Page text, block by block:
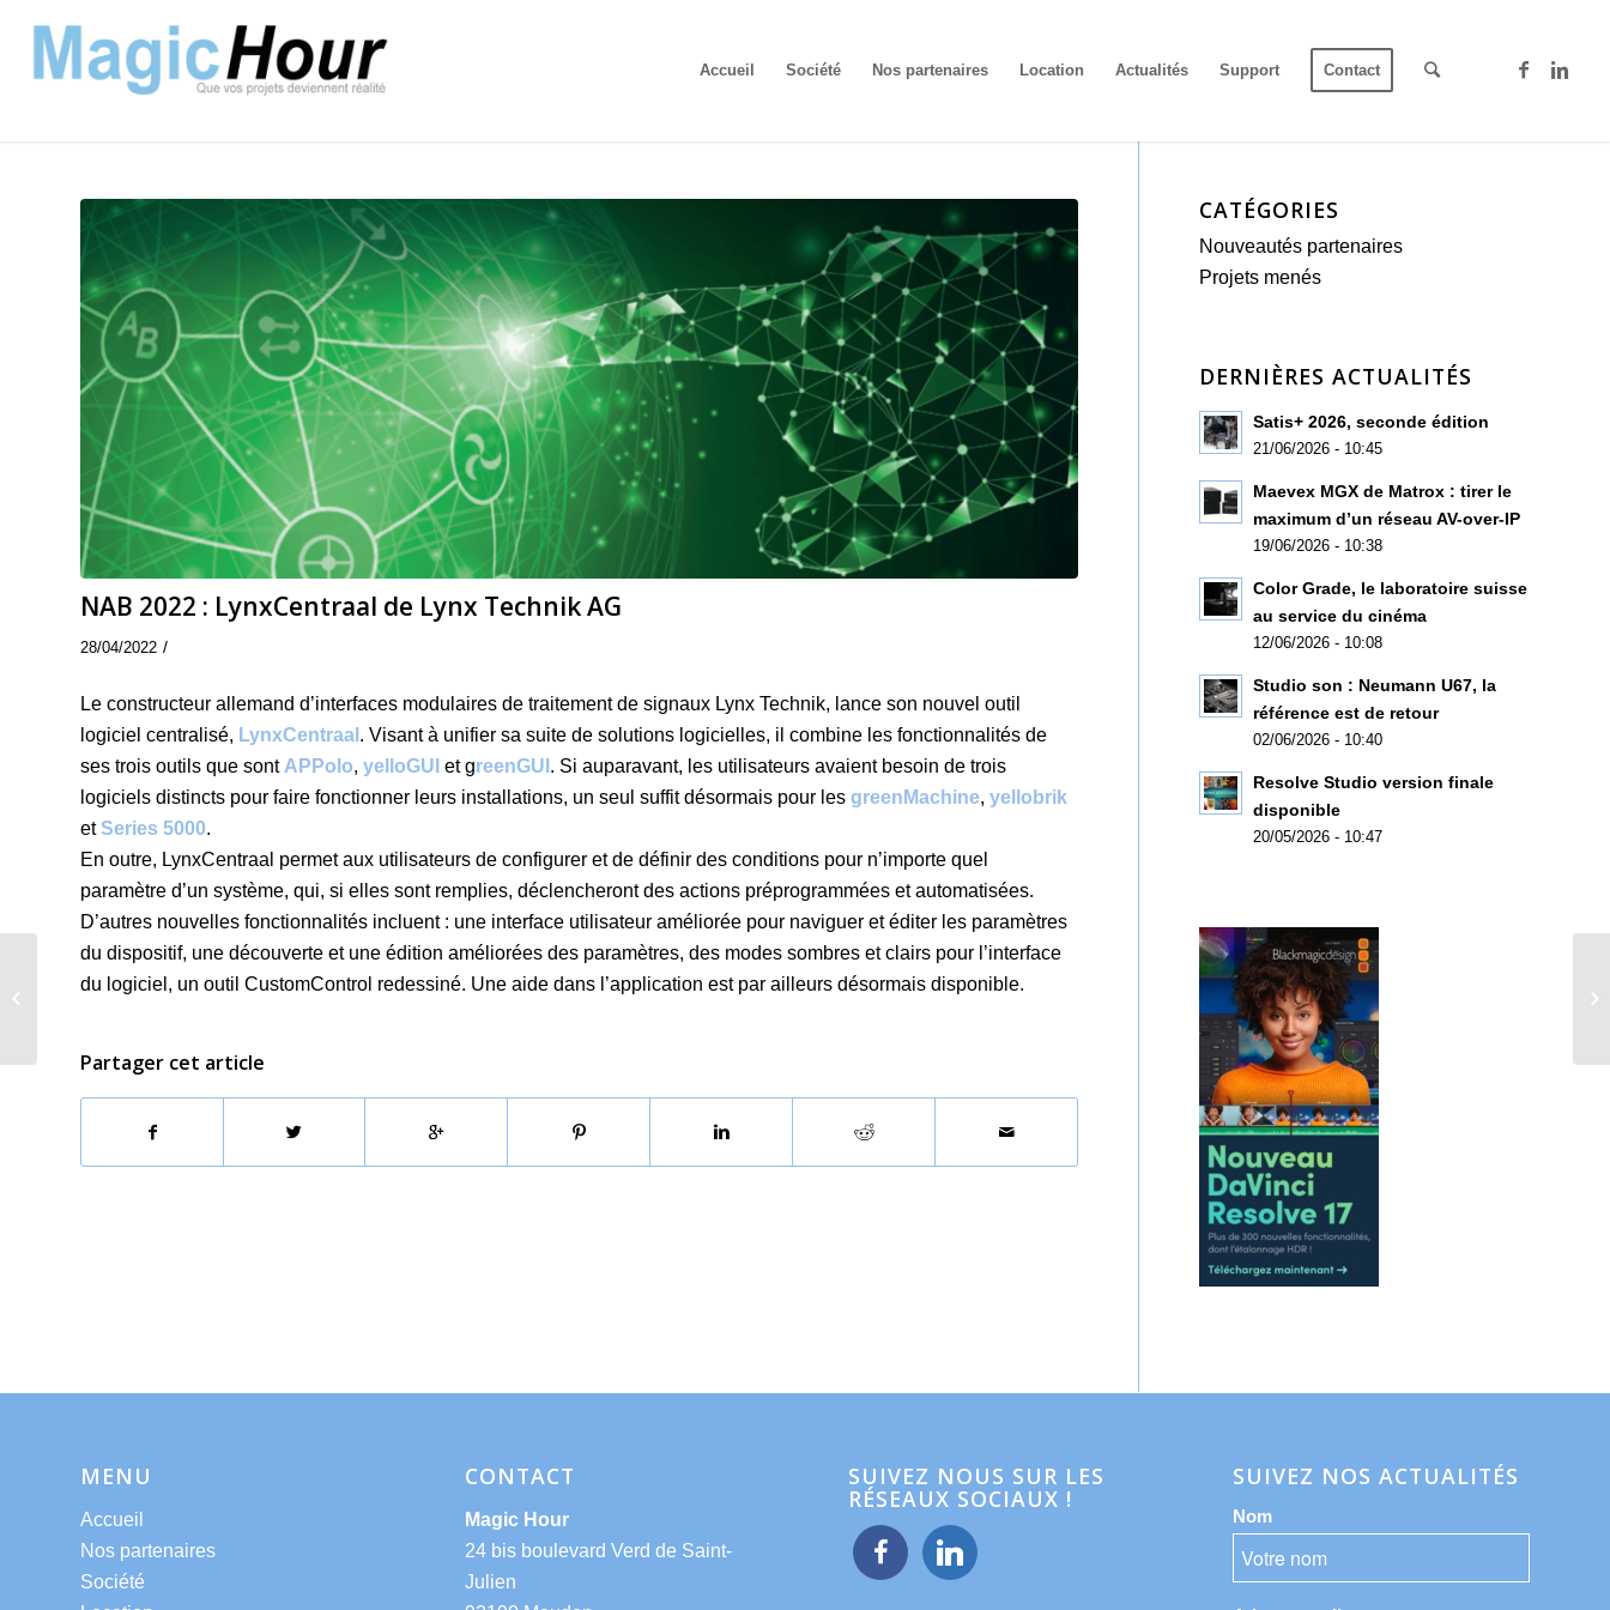
Accueil Société Nos partenaires Location Actualités Support Contact
NAB 2022 : LynxCentraal de Lynx Technik AG
28/04/2022 /
Le constructeur allemand d’interfaces modulaires de traitement de signaux Lynx Technik, lance son nouvel outil
logiciel centralisé, LynxCentraal . Visant à unifier sa suite de solutions logicielles, il combine les fonctionnalités de
ses trois outils que sont APPolo, yelloGUI et greenGUI . Si auparavant, les utilisateurs avaient besoin de trois
logiciels distincts pour faire fonctionner leurs installations, un seul suffit désormais pour les greenMachine, yellobrik
etSeries 5000.
En outre, LynxCentraal permet aux utilisateurs de configurer et de définir des conditions pour n’importe quel
paramètre d’un système, qui, si elles sont remplies, déclencheront des actions préprogrammées et automatisées.
D’autres nouvelles fonctionnalités incluent : une interface utilisateur améliorée pour naviguer et éditer les paramètres
du dispositif, une découverte et une édition améliorées des paramètres, des modes sombres et clairs pour l’interface
du logiciel, un outil CustomControl redessiné. Une aide dans l’application est par ailleurs désormais disponible.
Partager cet article
CATÉGORIES
Nouveautés partenaires
Projets menés
DERNIÈRES ACTUALITÉS
Satis+ 2026, seconde édition
21/06/2026 - 10:45
Maevex MGX de Matrox : tirer le
maximum d’un réseau AV-over-IP
19/06/2026 - 10:38
Color Grade, le laboratoire suisse
au service du cinéma
12/06/2026 - 10:08
Studio son : Neumann U67, la
référence est de retour
02/06/2026 - 10:40
Resolve Studio version finale
disponible
20/05/2026 - 10:47
MENU
Accueil
Nos partenaires
Société
CONTACT
Magic Hour
24 bis boulevard Verd de Saint-
Julien
SUIVEZ NOUS SUR LES
RÉSEAUX SOCIAUX !
facebooklinkedin
SUIVEZ NOS ACTUALITÉS
Nom
DaVinci Resolve 18